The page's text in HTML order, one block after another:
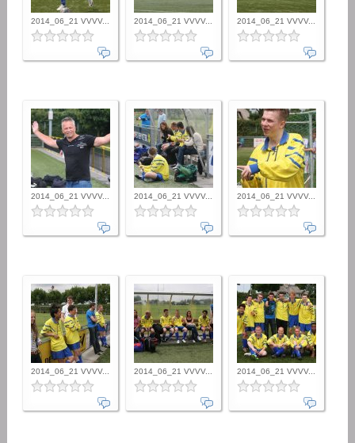
2014_06_21 VVVV... 2014_06_21 VVVV... 2014_06_21 VVVV...
2014_06_21 VVVV... 2014_06_21 VVVV... 2014_06_21 VVVV...
2014_06_21 VVVV... 2014_06_21 VVVV... 2014_06_21 VVVV...